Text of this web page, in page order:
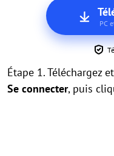
PC
Étape 1. Téléchargez
Se connecter, puis